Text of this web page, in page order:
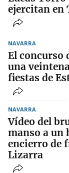
ejercitan en
NAVARRA
El concurso
una
fiestas de
NAVARRA
Vídeo del
manso a un
encierro de
Lizarra